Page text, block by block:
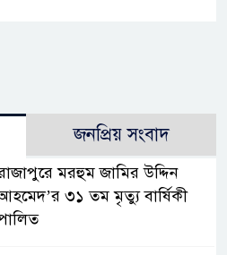
জনপ্রিয় সংবাদ
মরহুম জামির উদ্দিন
৩১ তম মৃত্যু বার্ষিকী